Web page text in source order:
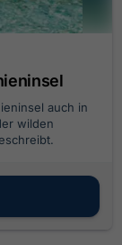
auch in
wilden